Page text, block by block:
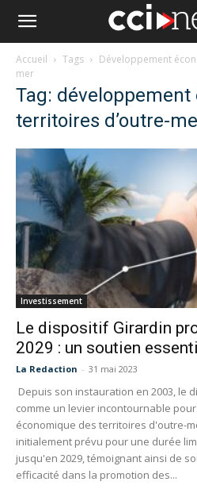
Accueil Tags
Développement
mer
Tag:
territoires d’outre-
Investissement
Le dispositif Girardin
2029 : un soutien
La Redaction - 31 mai 2023
Depuis son instauration en 2003, le
comme un levier incontournable
économique des territoires d'outre-
initialement prévu pour une durée
jusqu'en 2029, témoignant ainsi de
efficacité dans la promotion des...